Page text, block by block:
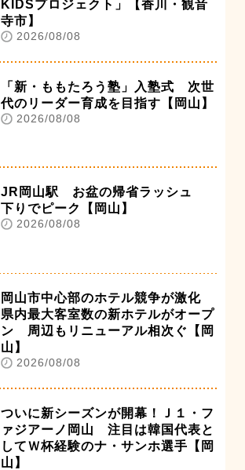
KIDSプロジェクト」【香川・観音
寺市】
2026/08/08
「新・ももたろう塾」入塾式 次世
代のリーダー育成を目指す【岡山】
2026/08/08
JR岡山駅 お盆の帰省ラッシュ
下りでピーク【岡山】
2026/08/08
岡山市中心部のホテル競争が激化
県内最大客室数の新ホテルがオープ
ン 周辺もリニューアル相次ぐ【岡
山】
2026/08/08
ついに新シーズンが開幕！Ｊ１・フ
ァジアーノ岡山 注目は韓国代表と
してＷ杯経験のナ・サンホ選手【岡
山】